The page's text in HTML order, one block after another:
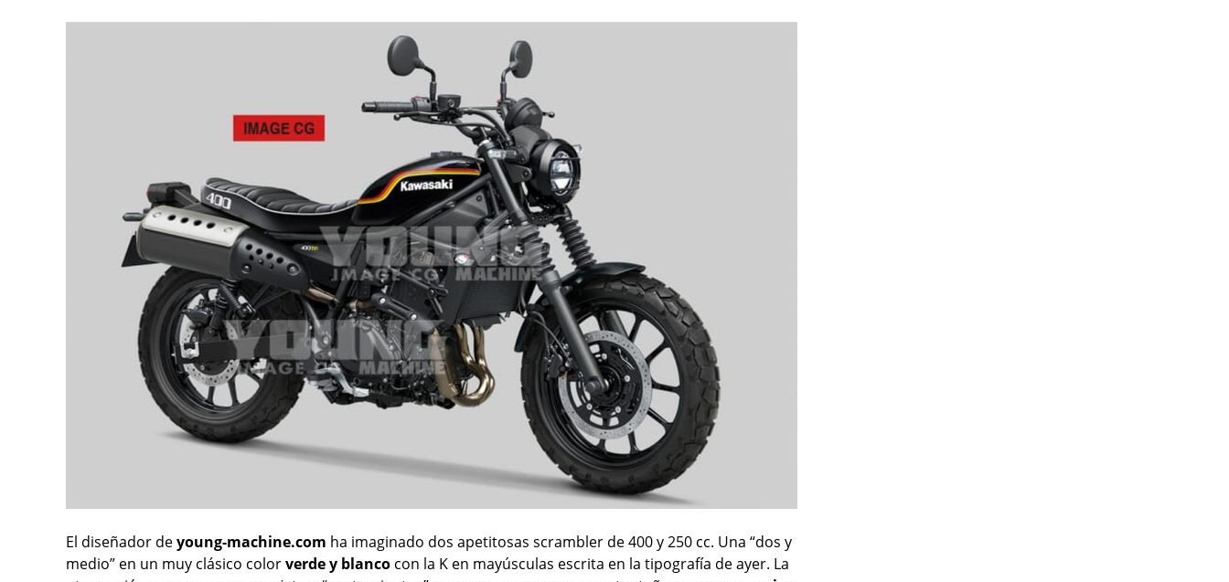
El diseñador deyoung-machine.com ha imaginado dos apetitosas scrambler de 400 y 250 cc. Una “dos y
medio” en un muy clásico colorverde y blanco con la K en mayúsculas escrita en la tipografía de ayer. La